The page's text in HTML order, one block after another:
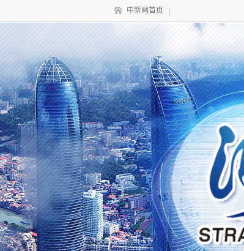
中新网首页